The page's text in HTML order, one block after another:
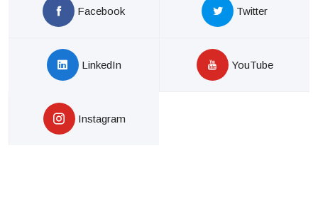
Facebook Twitter
LinkedIn YouTube
Instagram